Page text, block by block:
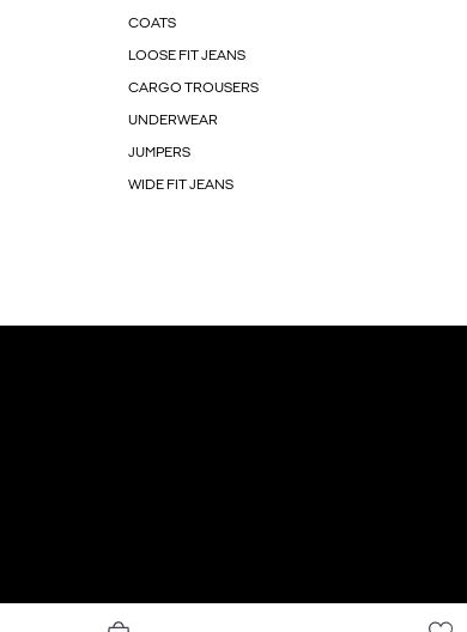
COATS
LOOSE FIT JEANS
CARGO TROUSERS
UNDERWEAR
JUMPERS
WIDE FIT JEANS